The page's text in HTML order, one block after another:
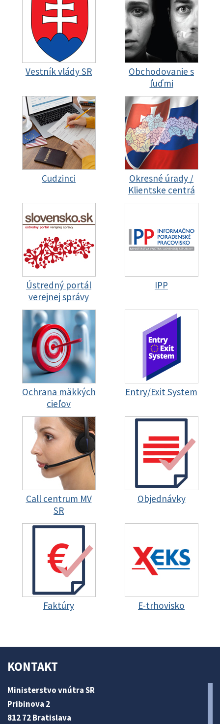
Vestník vlády SR
Obchodovanie s
ľuďmi
Cudzinci
Okresné úrady /
Klientske centrá
Ústredný portál
verejnej správy
IPP
Ochrana mäkkých
cieľov
Entry/Exit System
Call centrum MV
SR
Objednávky
Faktúry E-trhovisko
KONTAKT
Ministerstvo vnútra SR
Pribinova 2
812 72 Bratislava